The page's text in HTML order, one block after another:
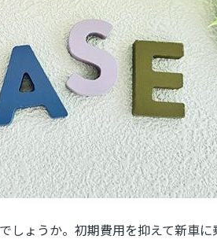
しょうか。初期費用を抑えて新車